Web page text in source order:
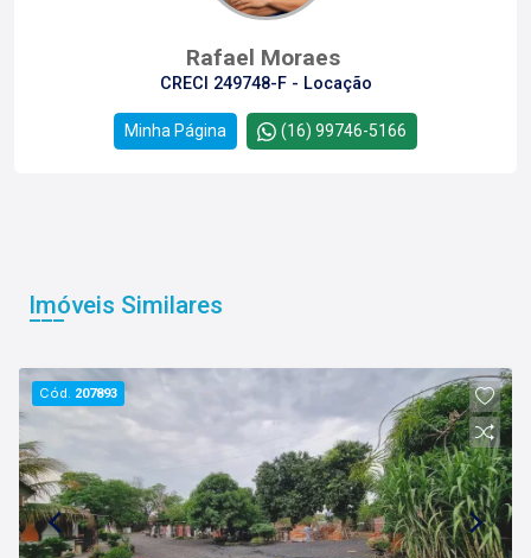
Rafael Moraes
CRECI 249748-F - Locação
Minha Página (16) 99746-5166
Imóveis Similares
Cód. 207893